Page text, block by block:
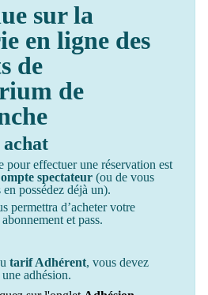
sur la
en ligne des
de
de
pour effectuer une réservation est
spectateur (ou de vous
possédez déjà un).
permettra d’acheter votre
et pass.
tarif Adhérent, vous devez
adhésion.